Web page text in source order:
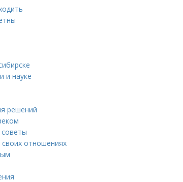
и науке
решений
отношениях